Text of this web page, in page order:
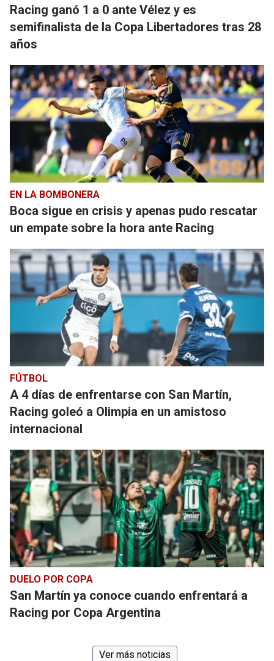
Racing ganó 1 a 0 ante Vélez y es
semifinalista de la Copa Libertadores tras 28
años
EN LA BOMBONERA
Boca sigue en crisis y apenas pudo rescatar
un empate sobre la hora ante Racing
FÚTBOL
A 4 días de enfrentarse con San Martín,
Racing goleó a Olimpia en un amistoso
internacional
DUELO POR COPA
San Martín ya conoce cuando enfrentará a
Racing por Copa Argentina
Ver más noticias